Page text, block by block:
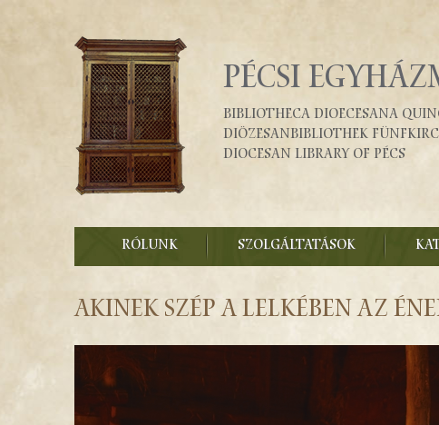
PÉCSI
Bibliotheca Dioecesana
Diözesanbibliothek
Diocesan Library of Pécs
RÓLUNK SZOLGÁLTATÁSOK
Akinek szép a lelkében az